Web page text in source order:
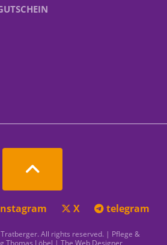
X telegram
All rights reserved. | Pflege &
Thomas Löbel | The Web Designer